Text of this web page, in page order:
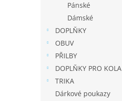
Pánské
Dámské
DOPLŇKY
OBUV
PŘILBY
DOPLŇKY PRO KOLA
TRIKA
Dárkové poukazy